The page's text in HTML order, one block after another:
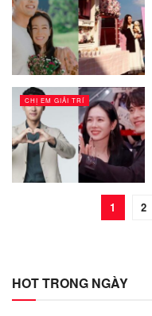
CHỊ EM GIẢI TRÍ
1 2
HOT TRONG NGÀY